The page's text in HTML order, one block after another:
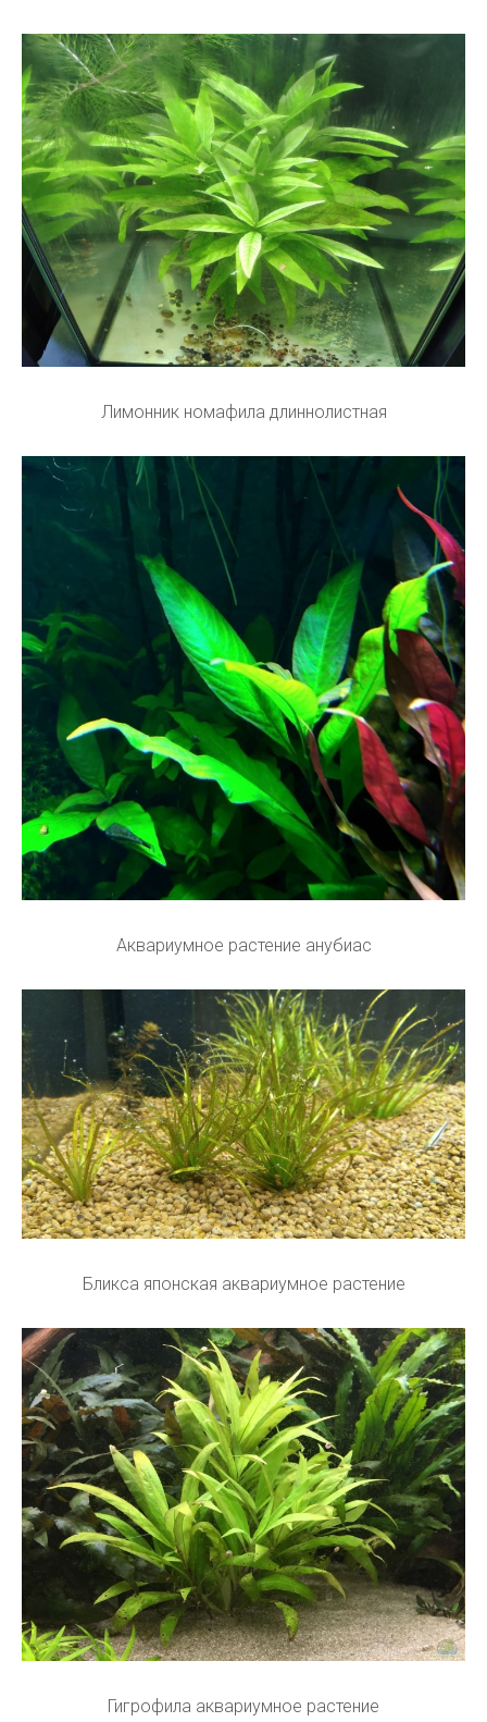
Лимонник номафила длиннолистная
Аквариумное растение анубиас
Бликса японская аквариумное растение
Гигрофила аквариумное растение